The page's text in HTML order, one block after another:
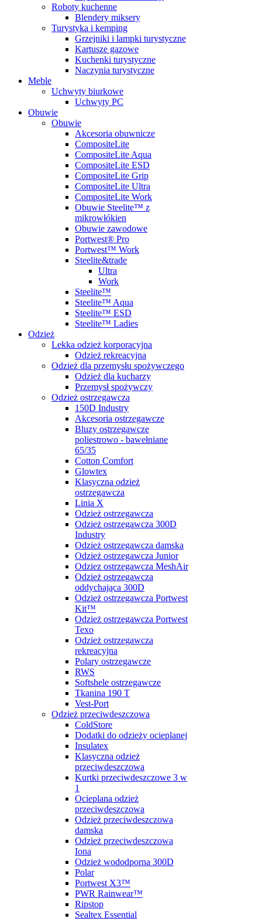
Roboty kuchenne
Blendery miksery
Turystyka i kemping
Grzejniki i lampki turystyczne
Kartusze gazowe
Kuchenki turystyczne
Naczynia turystyczne
Meble
Uchwyty biurkowe
Uchwyty PC
Obuwie
Obuwie
Akcesoria obuwnicze
CompositeLite
CompositeLite Aqua
CompositeLite ESD
CompositeLite Grip
CompositeLite Ultra
CompositeLite Work
Obuwie Steelite™ z
mikrowłókien
Obuwie zawodowe
Portwest® Pro
Portwest™ Work
Steelite&trade
Ultra
Work
Steelite™
Steelite™ Aqua
Steelite™ ESD
Steelite™ Ladies
Odzież
Lekka odzież korporacyjna
Odzież rekreacyjna
Odzież dla przemysłu spożywczego
Odzież dla kucharzy
Przemysł spożywczy
Odzież ostrzegawcza
150D Industry
Akcesoria ostrzegawcze
Bluzy ostrzegawcze
poliestrowo - bawełniane
65/35
Cotton Comfort
Glowtex
Klasyczna odzież
ostrzegawcza
Linia X
Odzież ostrzegawcza
Odzież ostrzegawcza 300D
Industry
Odzież ostrzegawcza damska
Odzież ostrzegawcza Junior
Odziez ostrzegawcza MeshAir
Odzież ostrzegawcza
oddychająca 300D
Odzież ostrzegawcza Portwest
Kit™
Odzież ostrzegawcza Portwest
Texo
Odzież ostrzegawcza
rekreacyjna
Polary ostrzegawcze
RWS
Softshele ostrzegawcze
Tkanina 190 T
Vest-Port
Odzież przeciwdeszczowa
ColdStore
Dodatki do odzieży ocieplanej
Insulatex
Klasyczna odzież
przeciwdeszczowa
Kurtki przeciwdeszczowe 3 w
1
Ocieplana odzież
przeciwdeszczowa
Odzież przeciwdeszczowa
damska
Odzież przeciwdeszczowa
Iona
Odzież wododporna 300D
Polar
Portwest X3™
PWR Rainwear™
Ripstop
Sealtex Essential